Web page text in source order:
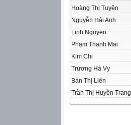
Hoàng Thị Tuyên
Nguyễn Hải Anh
Linh Nguyen
Phạm Thanh Mai
Kim Chi
Trương Hà Vy
Bàn Thị Liên
Trần Thị Huyền Trang